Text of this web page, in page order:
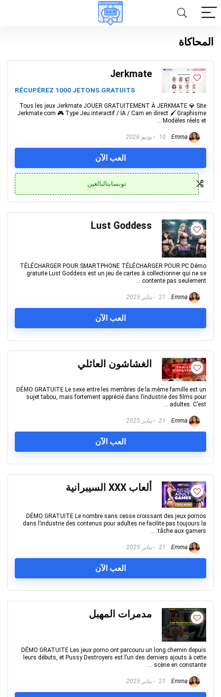
المحاكاة
Jerkmate
RÉCUPÉREZ 1000 JETONS GRATUITS
Tous les jeux Jerkmate JOUER GRATUITEMENT À JERKMATE 💎 Site
Jerkmate.com 🎮 Type Jeu interactif / IA / Cam en direct 🖌️ Graphisme
Modèles réels et ...
10 يونيو 2026
العب الآن
توبسايتالبالغين
Lust Goddess
TÉLÉCHARGER POUR SMARTPHONE TÉLÉCHARGER POUR PC Démo
gratuite Lust Goddess est un jeu de cartes à collectionner qui ne se
contente pas seulement ...
21 يناير 2025
العب الآن
الغشاشون العائلي
DÉMO GRATUITE Le sexe entre les membres de la même famille est un
sujet tabou, mais fortement apprécié dans l’industrie des films pour
adultes. C’est ...
21 يناير 2025
العب الآن
ألعاب XXX السيبرانية
DÉMO GRATUITE Le nombre sans cesse croissant des jeux pornos
dans l’industrie des contenus pour adultes ne facilite pas toujours la
tâche aux gamers. ...
21 يناير 2025
العب الآن
مدمرات المهبل
DÉMO GRATUITE Les jeux porno ont parcouru un long chemin depuis
leurs débuts, et Pussy Destroyers est l’un des derniers ajouts à cette
scène en constante ...
21 يناير 2025